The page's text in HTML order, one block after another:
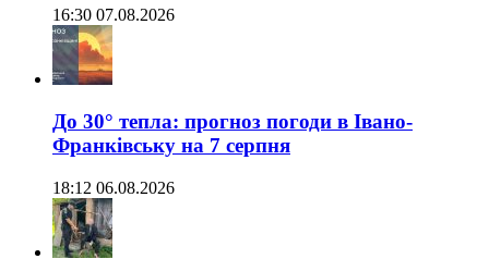
16:30 07.08.2026
До 30° тепла: прогноз погоди в Івано-
Франківську на 7 серпня
18:12 06.08.2026